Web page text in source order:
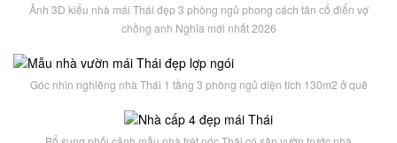
Ảnh 3D kiểu nhà mái Thái đẹp 3 phòng ngủ phong cách tân cổ điển vợ
chồng anh Nghĩa mới nhất 2026
Góc nhìn nghiêng nhà Thái 1 tầng 3 phòng ngủ diện tích 130m2 ở quê